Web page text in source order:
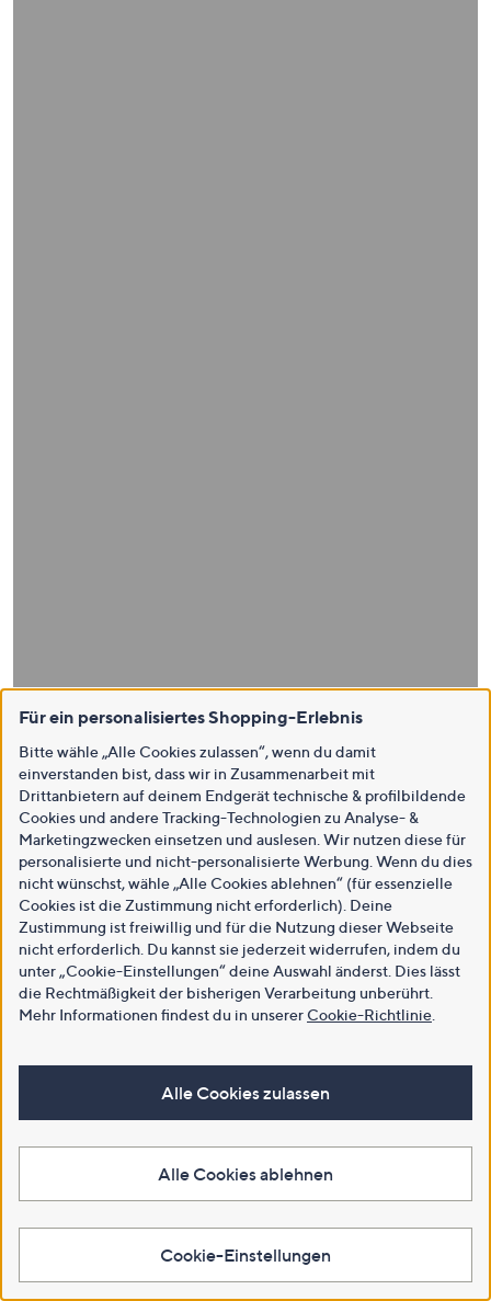
Für ein personalisiertes Shopping-Erlebnis
Bitte wähle „Alle Cookies zulassen“, wenn du damit
einverstanden bist, dass wir in Zusammenarbeit mit
Drittanbietern auf deinem Endgerät technische & profilbildende
Cookies und andere Tracking-Technologien zu Analyse- &
Marketingzwecken einsetzen und auslesen. Wir nutzen diese für
personalisierte und nicht-personalisierte Werbung. Wenn du dies
nicht wünschst, wähle „Alle Cookies ablehnen“ (für essenzielle
Cookies ist die Zustimmung nicht erforderlich). Deine
Zustimmung ist freiwillig und für die Nutzung dieser Webseite
nicht erforderlich. Du kannst sie jederzeit widerrufen, indem du
unter „Cookie-Einstellungen“ deine Auswahl änderst. Dies lässt
die Rechtmäßigkeit der bisherigen Verarbeitung unberührt.
Mehr Informationen findest du in unsererCookie-Richtlinie
Alle Cookies zulassen
Alle Cookies ablehnen
Cookie-Einstellungen